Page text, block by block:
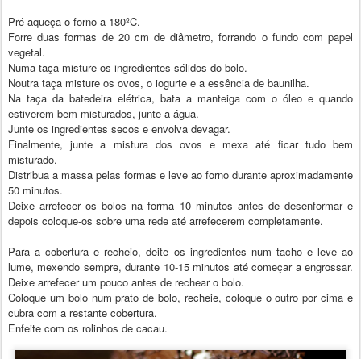
Pré-aqueça o forno a 180ºC.
Forre duas formas de 20 cm de diâmetro, forrando o fundo com papel
vegetal.
Numa taça misture os ingredientes sólidos do bolo.
Noutra taça misture os ovos, o iogurte e a essência de baunilha.
Na taça da batedeira elétrica, bata a manteiga com o óleo e quando
estiverem bem misturados, junte a água.
Junte os ingredientes secos e envolva devagar.
Finalmente, junte a mistura dos ovos e mexa até ficar tudo bem
misturado.
Distribua a massa pelas formas e leve ao forno durante aproximadamente
50 minutos.
Deixe arrefecer os bolos na forma 10 minutos antes de desenformar e
depois coloque-os sobre uma rede até arrefecerem completamente.
Para a cobertura e recheio, deite os ingredientes num tacho e leve ao
lume, mexendo sempre, durante 10-15 minutos até começar a engrossar.
Deixe arrefecer um pouco antes de rechear o bolo.
Coloque um bolo num prato de bolo, recheie, coloque o outro por cima e
cubra com a restante cobertura.
Enfeite com os rolinhos de cacau.